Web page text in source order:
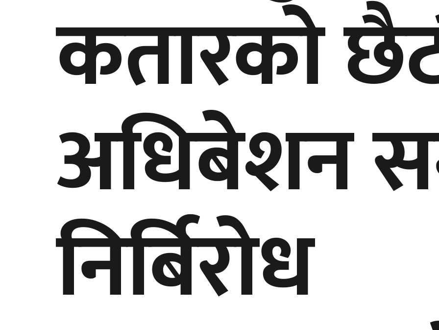
कतारको
अधिबेशन
निर्बिरोध